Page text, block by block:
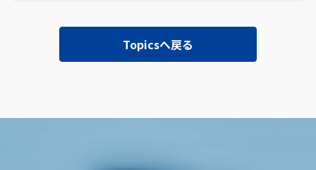
Topicsへ戻る